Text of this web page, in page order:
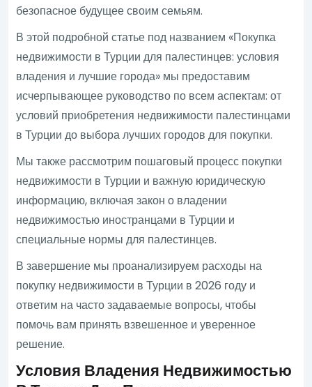
безопасное будущее своим семьям.
В этой подробной статье под названием «Покупка
недвижимости в Турции для палестинцев: условия
владения и лучшие города» мы предоставим
исчерпывающее руководство по всем аспектам: от
условий приобретения недвижимости палестинцами
в Турции до выбора лучших городов для покупки.
Мы также рассмотрим пошаговый процесс покупки
недвижимости в Турции и важную юридическую
информацию, включая закон о владении
недвижимостью иностранцами в Турции и
специальные нормы для палестинцев.
В завершение мы проанализируем расходы на
покупку недвижимости в Турции в 2026 году и
ответим на часто задаваемые вопросы, чтобы
помочь вам принять взвешенное и уверенное
решение.
Условия Владения Недвижимостью